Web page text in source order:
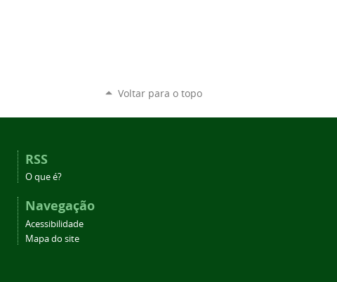
Voltar para o topo
RSS
O que é?
Navegação
Acessibilidade
Mapa do site